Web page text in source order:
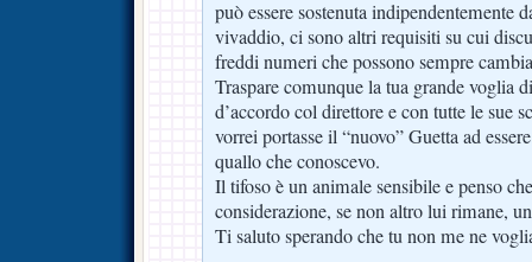
può essere sostenuta indipendentemente
vivaddio, ci sono altri requisiti su cui
freddi numeri che possono sempre
Traspare comunque la tua grande voglia
d’accordo col direttore e con tutte le sue
vorrei portasse il “nuovo” Guetta ad
quallo che conoscevo.
Il tifoso è un animale sensibile e penso
considerazione, se non altro lui rimane,
Ti saluto sperando che tu non me ne